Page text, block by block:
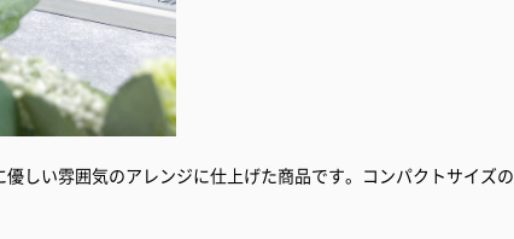
しい雰囲気のアレンジに仕上げた商品です。コンパクトサイズの